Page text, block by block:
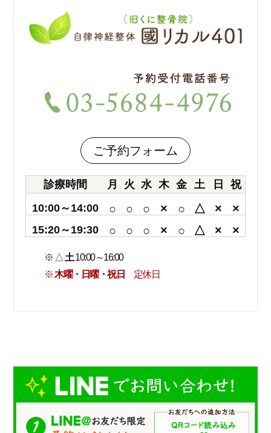
ご予約フォーム
診療時間 月 火 水 木 金 土 日
祝
10:00～14:00
○ ○ ○ × ○ △ × ×
15:20～19:30 ○ ○ ○ × ○ △ × ×
※ △ 土10:00～16:00
※木曜・日曜・祝日 定休日